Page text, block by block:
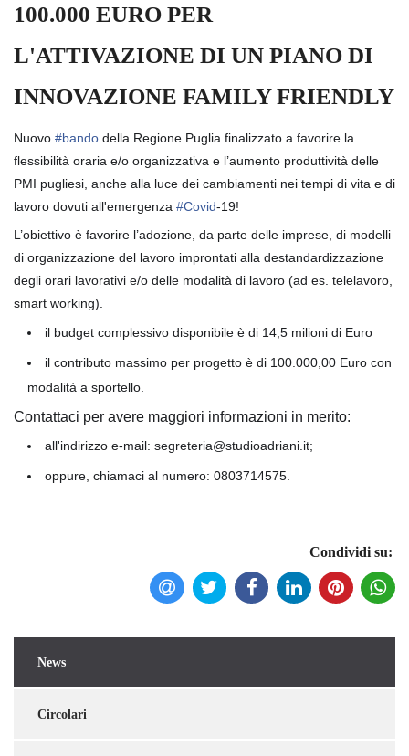
100.000 EURO PER
L'ATTIVAZIONE DI UN PIANO DI
INNOVAZIONE FAMILY FRIENDLY
Nuovo #bando della Regione Puglia finalizzato a favorire la
flessibilità oraria e/o organizzativa e l’aumento produttività delle
PMI pugliesi, anche alla luce dei cambiamenti nei tempi di vita e di
lavoro dovuti all'emergenza #Covid-19!
L’obiettivo è favorire l’adozione, da parte delle imprese, di modelli
di organizzazione del lavoro improntati alla destandardizzazione
degli orari lavorativi e/o delle modalità di lavoro (ad es. telelavoro,
smart working).
il budget complessivo disponibile è di 14,5 milioni di Euro
il contributo massimo per progetto è di 100.000,00 Euro con
modalità a sportello.
Contattaci per avere maggiori informazioni in merito:
all'indirizzo e-mail: segreteria@studioadriani.it;
oppure, chiamaci al numero: 0803714575.
Condividi su:
News
Circolari